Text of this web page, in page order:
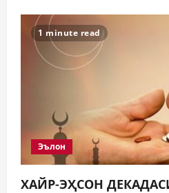
1 minute read
Эълон
ХАЙР-ЭҲСОН